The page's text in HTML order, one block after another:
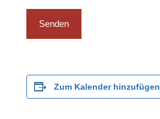
Zum Kalender hinzufügen